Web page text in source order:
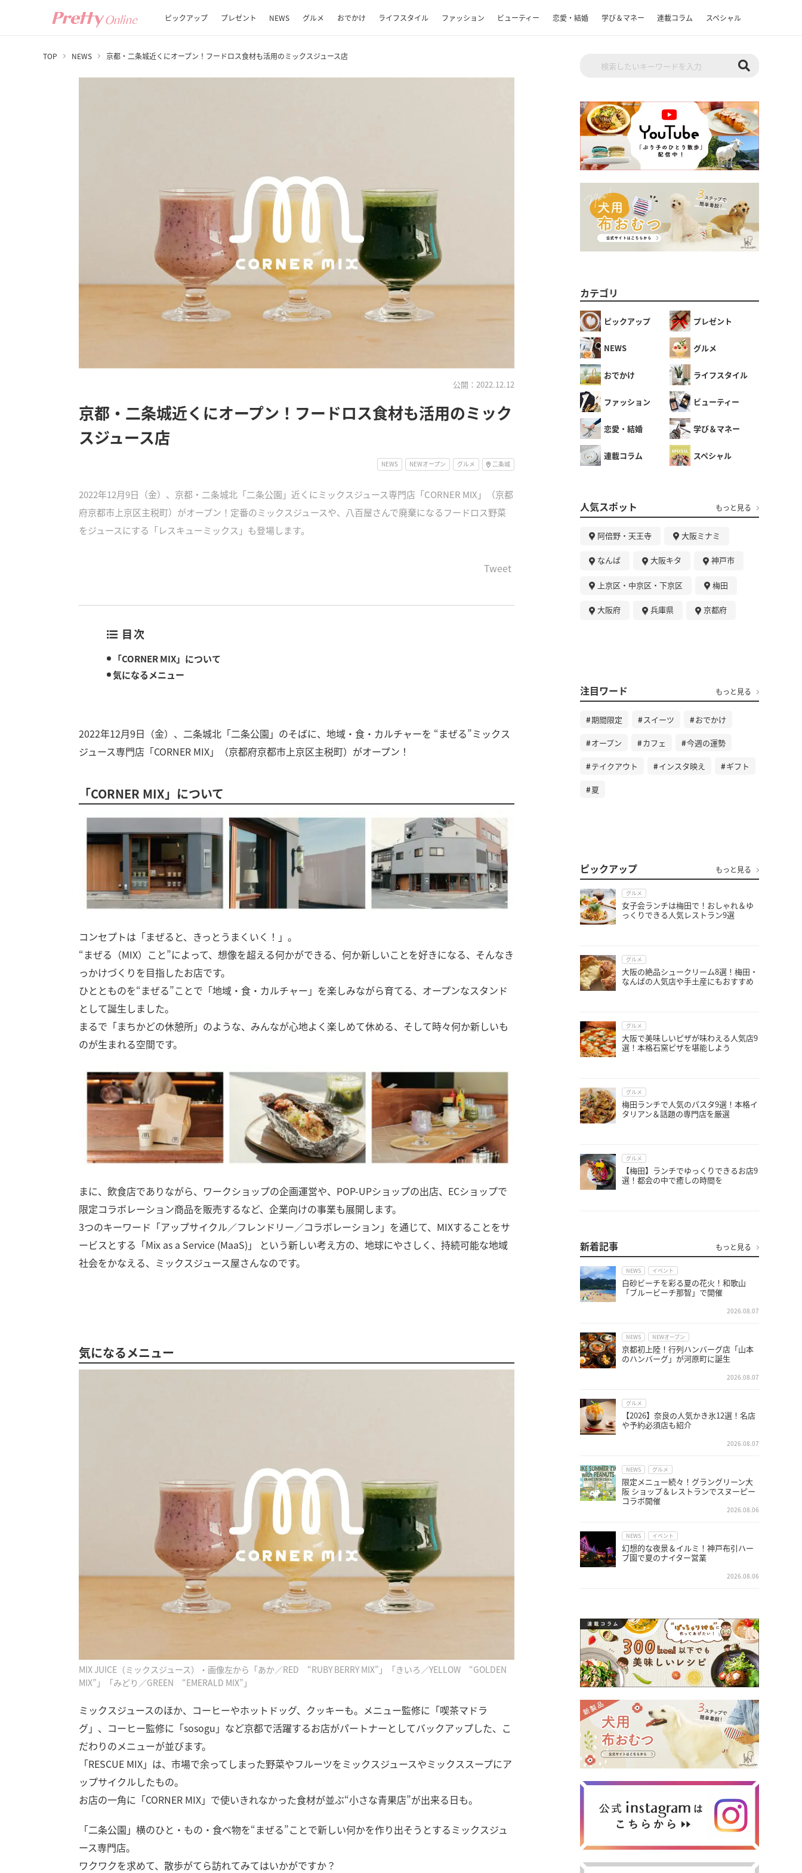
ピックアップ プレゼント NEWS グルメ おでかけ ライフスタイル ファッション ビューティー 恋愛・結婚 学び＆マネー 連載コラム スペシャル
TOP NEWS 京都・二条城近くにオープン！フードロス食材も活用のミックスジュース店
公開：2022.12.12
京都・二条城近くにオープン！フードロス食材も活用のミック
スジュース店
NEWS NEWオープン グルメ 二条城
2022年12月9日（金）、京都・二条城北「二条公園」近くにミックスジュース専門店「CORNER MIX」（京都
府京都市上京区主税町）がオープン！定番のミックスジュースや、八百屋さんで廃棄になるフードロス野菜
をジュースにする「レスキューミックス」も登場します。
Tweet
目次
「CORNER MIX」について
気になるメニュー
2022年12月9日（金）、二条城北「二条公園」のそばに、地域・食・カルチャーを “まぜる”ミックス
ジュース専門店「CORNER MIX」（京都府京都市上京区主税町）がオープン！
「CORNER MIX」について
コンセプトは「まぜると、きっとうまくいく！」。
“まぜる（MIX）こと”によって、想像を超える何かができる、何か新しいことを好きになる、そんなき
っかけづくりを目指したお店です。
ひととものを“まぜる”ことで「地域・食・カルチャー」を楽しみながら育てる、オープンなスタンド
として誕生しました。
まるで「まちかどの休憩所」のような、みんなが心地よく楽しめて休める、そして時々何か新しいも
のが生まれる空間です。
まに、飲食店でありながら、ワークショップの企画運営や、POP-UPショップの出店、ECショップで
限定コラボレーション商品を販売するなど、企業向けの事業も展開します。
3つのキーワード「アップサイクル／フレンドリー／コラボレーション」を通じて、MIXすることをサ
ービスとする「Mix as a Service (MaaS)」 という新しい考え方の、地球にやさしく、持続可能な地域
社会をかなえる、ミックスジュース屋さんなのです。
気になるメニュー
MIX JUICE（ミックスジュース）・画像左から「あか／RED “RUBY BERRY MIX”」「きいろ／YELLOW “GOLDEN
MIX”」「みどり／GREEN “EMERALD MIX”」
ミックスジュースのほか、コーヒーやホットドッグ、クッキーも。メニュー監修に「喫茶マドラ
グ」、コーヒー監修に「sosogu」など京都で活躍するお店がパートナーとしてバックアップした、こ
だわりのメニューが並びます。
「RESCUE MIX」は、市場で余ってしまった野菜やフルーツをミックスジュースやミックススープにア
ップサイクルしたもの。
お店の一角に「CORNER MIX」で使いきれなかった食材が並ぶ“小さな青果店”が出来る日も。
「二条公園」横のひと・もの・食べ物を“まぜる”ことで新しい何かを作り出そうとするミックスジュ
ース専門店。
ワクワクを求めて、散歩がてら訪れてみてはいかがですか？
カテゴリ
ピックアップ プレゼント
NEWS グルメ
おでかけ ライフスタイル
ファッション ビューティー
恋愛・結婚 学び＆マネー
連載コラム スペシャル
人気スポット もっと見る
阿倍野・天王寺 大阪ミナミ
なんば 大阪キタ 神戸市
上京区・中京区・下京区 梅田
大阪府 兵庫県 京都府
注目ワード もっと見る
期間限定 スイーツ おでかけ
オープン カフェ 今週の運勢
テイクアウト インスタ映え ギフト
夏
ピックアップ もっと見る
グルメ
女子会ランチは梅田で！おしゃれ＆ゆ
っくりできる人気レストラン9選
グルメ
大阪の絶品シュークリーム8選！梅田・
なんばの人気店や手土産にもおすすめ
グルメ
大阪で美味しいピザが味わえる人気店9
選！本格石窯ピザを堪能しよう
グルメ
梅田ランチで人気のパスタ9選！本格イ
タリアン＆話題の専門店を厳選
グルメ
【梅田】ランチでゆっくりできるお店9
選！都会の中で癒しの時間を
新着記事 もっと見る
NEWS イベント
白砂ビーチを彩る夏の花火！和歌山
「ブルービーチ那智」で開催
2026.08.07
NEWS NEWオープン
京都初上陸！行列ハンバーグ店「山本
のハンバーグ」が河原町に誕生
2026.08.07
グルメ
【2026】奈良の人気かき氷12選！名店
や予約必須店も紹介
2026.08.07
NEWS グルメ
限定メニュー続々！グラングリーン大
阪 ショップ＆レストランでスヌーピー
コラボ開催
2026.08.06
NEWS イベント
幻想的な夜景＆イルミ！神戸布引ハー
ブ園で夏のナイター営業
2026.08.06